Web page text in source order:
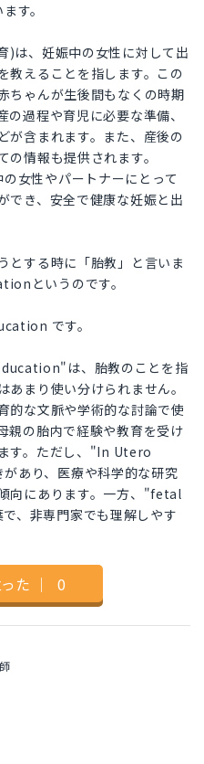
す。
、妊娠中の女性に対して出
教えることを指します。この
ちゃんが生後間もなくの時期
過程や育児に必要な準備、
が含まれます。また、産後の
情報も提供されます。
女性やパートナーにとって
でき、安全で健康な妊娠と出
とする時に「胎教」と言いま
というのです。
です。
は、胎教のことを指
あまり使い分けられません。
的な文脈や学術的な討論で使
親の胎内で経験や教育を受け
す。ただし、"In Utero
あり、医療や科学的な研究
向にあります。一方、"fetal
、非専門家でも理解しやす
た ｜ 0